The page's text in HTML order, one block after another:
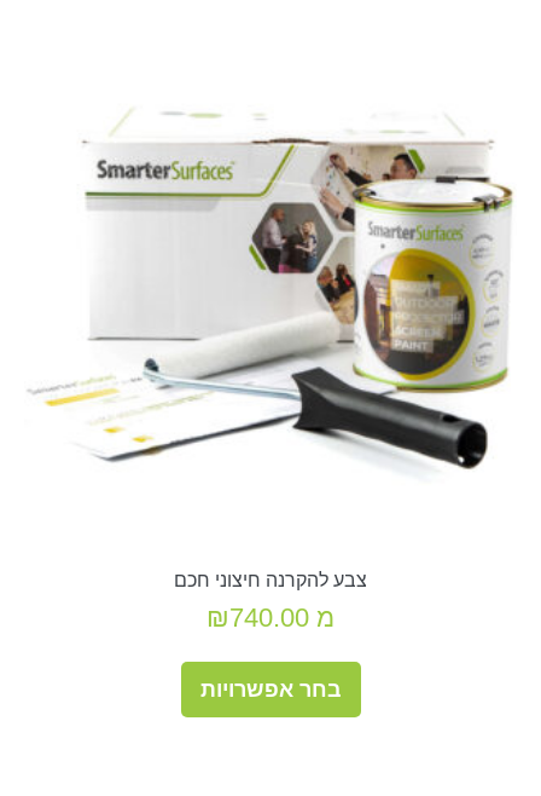
צבע להקרנה חיצוני חכם
מ ₪740.00
בחר אפשרויות
למוצר